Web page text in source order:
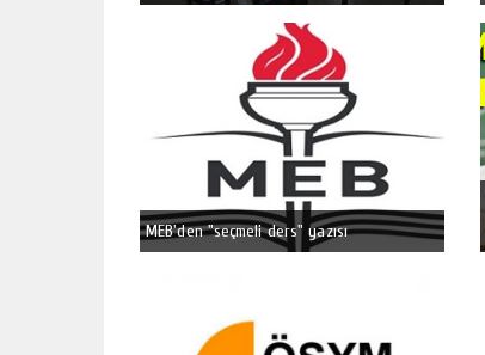
MEB'den "seçmeli ders" yazısı